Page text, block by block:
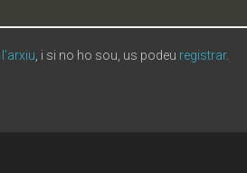
l'arxiu , i si no ho sou, us podeu registrar.